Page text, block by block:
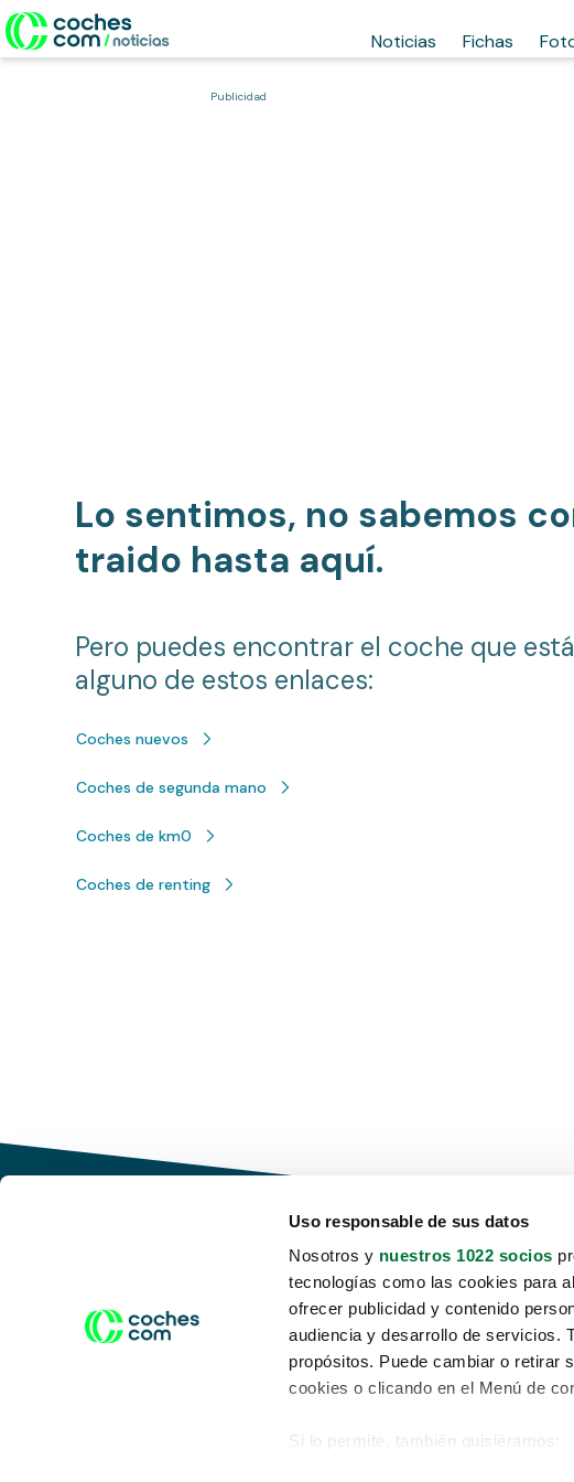
Uso responsable de sus datos
Nosotros y nuestros 1022 socios
tecnologías como las cookies para
ofrecer publicidad y contenido
audiencia y desarrollo de servicios.
propósitos. Puede cambiar o retirar
cookies o clicando en el Menú de
Si lo permite, también quisiéramos:
Noticias Fichas
Publicidad
Lo sentimos, no sabemos
traido hasta aquí.
Pero puedes encontrar el coche que
alguno de estos enlaces:
Coches nuevos
Coches de segunda mano
Coches de km0
Coches de renting
Conduce tu futuro,
desata tu movilidad